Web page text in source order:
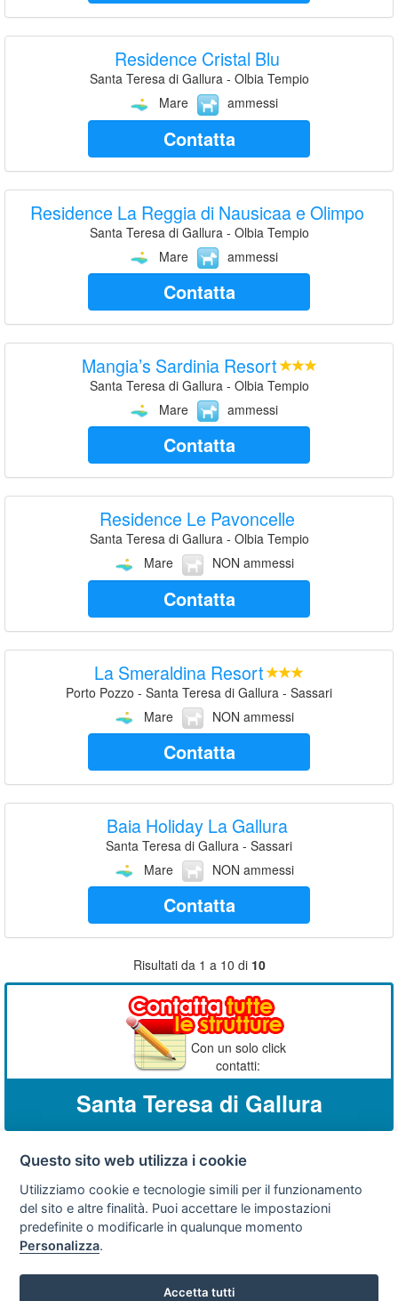
Residence Cristal Blu
Santa Teresa di Gallura - Olbia Tempio
Mare
ammessi
Contatta
Residence La Reggia di Nausicaa e Olimpo
Santa Teresa di Gallura - Olbia Tempio
Mare
ammessi
Contatta
Mangia’s Sardinia Resort
Santa Teresa di Gallura - Olbia Tempio
Mare
ammessi
Contatta
Residence Le Pavoncelle
Santa Teresa di Gallura - Olbia Tempio
Mare
NON ammessi
Contatta
La Smeraldina Resort
Porto Pozzo - Santa Teresa di Gallura - Sassari
Mare
NON ammessi
Contatta
Baia Holiday La Gallura
Santa Teresa di Gallura - Sassari
Mare
NON ammessi
Contatta
Risultati da 1 a 10 di 10
Con un solo click
contatti:
Santa Teresa di Gallura
Privacy
policy
Avviso
legale
Preferenze cookie
Copyright © 2008
SVILUPPO TURISMO ITALIA S.r.L. unipersonale
Questo sito web utilizza i cookie
Utilizziamo cookie e tecnologie simili per il funzionamento
del sito e altre finalità. Puoi accettare le impostazioni
predefinite o modificarle in qualunque momento
Personalizza.
Accetta tutti